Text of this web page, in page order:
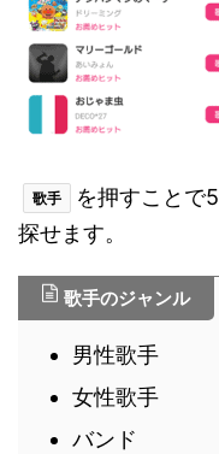
歌手
を押すことで
探せます。
歌手のジャンル
男性歌手
女性歌手
バンド